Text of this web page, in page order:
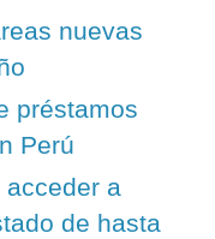
nuevas
préstamos
Perú
acceder a
de hasta